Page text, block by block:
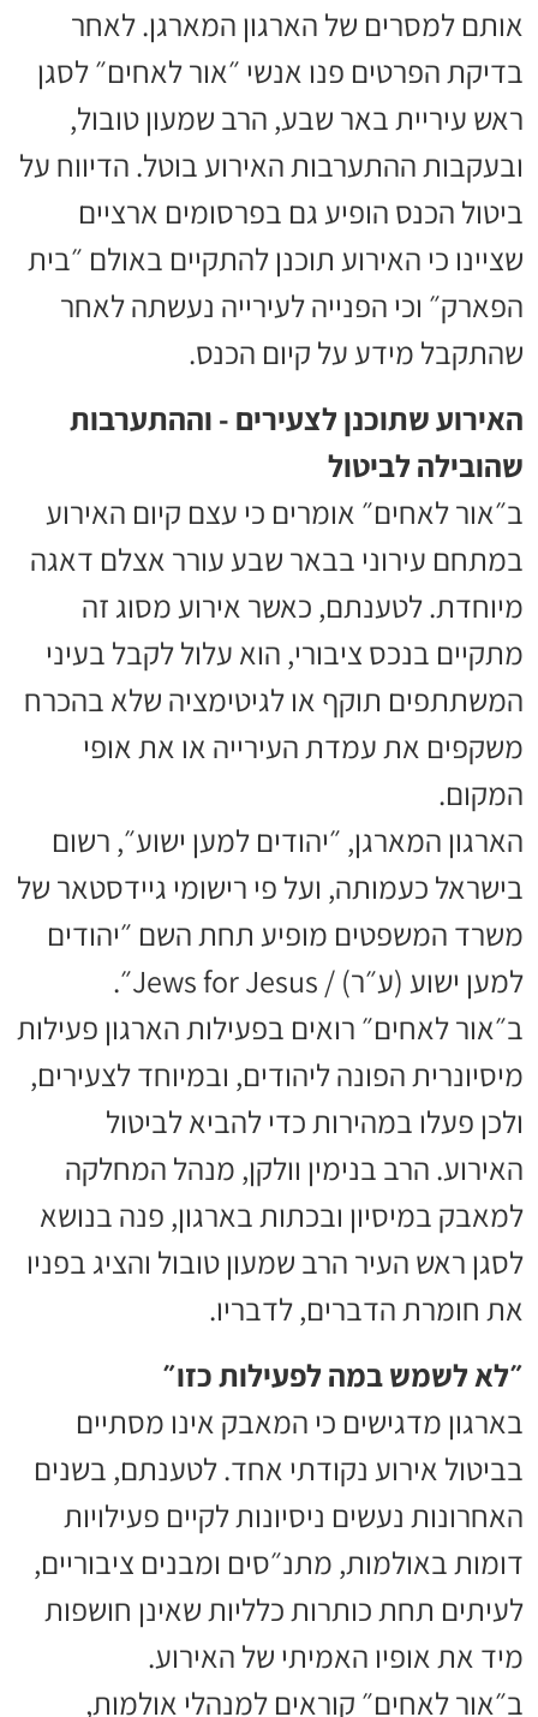
אותם למסרים של הארגון המארגן. לאחר
בדיקת הפרטים פנו אנשי ״אור לאחים״ לסגן
ראש עיריית באר שבע, הרב שמעון טובול,
ובעקבות ההתערבות האירוע בוטל. הדיווח על
ביטול הכנס הופיע גם בפרסומים ארציים
שציינו כי האירוע תוכנן להתקיים באולם ״בית
הפארק״ וכי הפנייה לעירייה נעשתה לאחר
שהתקבל מידע על קיום הכנס.
האירוע שתוכנן לצעירים - וההתערבות
שהובילה לביטול
ב״אור לאחים״ אומרים כי עצם קיום האירוע
במתחם עירוני בבאר שבע עורר אצלם דאגה
מיוחדת. לטענתם, כאשר אירוע מסוג זה
מתקיים בנכס ציבורי, הוא עלול לקבל בעיני
המשתתפים תוקף או לגיטימציה שלא בהכרח
משקפים את עמדת העירייה או את אופי
המקום.
הארגון המארגן, ״יהודים למען ישוע״, רשום
בישראל כעמותה, ועל פי רישומי גיידסטאר של
משרד המשפטים מופיע תחת השם ״יהודים
למען ישוע (ע״ר) / Jews for Jesus״.
ב״אור לאחים״ רואים בפעילות הארגון פעילות
מיסיונרית הפונה ליהודים, ובמיוחד לצעירים,
ולכן פעלו במהירות כדי להביא לביטול
האירוע. הרב בנימין וולקן, מנהל המחלקה
למאבק במיסיון ובכתות בארגון, פנה בנושא
לסגן ראש העיר הרב שמעון טובול והציג בפניו
את חומרת הדברים, לדבריו.
״לא לשמש במה לפעילות כזו״
בארגון מדגישים כי המאבק אינו מסתיים
בביטול אירוע נקודתי אחד. לטענתם, בשנים
האחרונות נעשים ניסיונות לקיים פעילויות
דומות באולמות, מתנ״סים ומבנים ציבוריים,
לעיתים תחת כותרות כלליות שאינן חושפות
מיד את אופיו האמיתי של האירוע.
ב״אור לאחים״ קוראים למנהלי אולמות,